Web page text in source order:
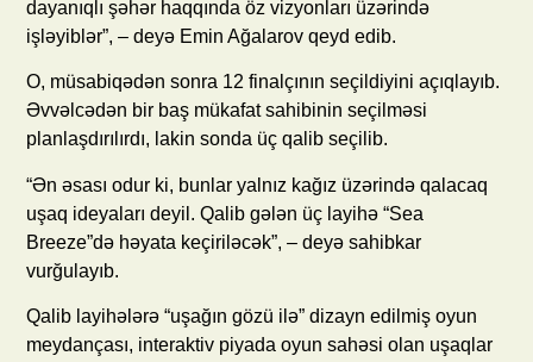
dayanıqlı şəhər haqqında öz vizyonları üzərində
işləyiblər”, – deyə Emin Ağalarov qeyd edib.
O, müsabiqədən sonra 12 finalçının seçildiyini açıqlayıb.
Əvvəlcədən bir baş mükafat sahibinin seçilməsi
planlaşdırılırdı, lakin sonda üç qalib seçilib.
“Ən əsası odur ki, bunlar yalnız kağız üzərində qalacaq
uşaq ideyaları deyil. Qalib gələn üç layihə “Sea
Breeze”də həyata keçiriləcək”, – deyə sahibkar
vurğulayıb.
Qalib layihələrə “uşağın gözü ilə” dizayn edilmiş oyun
meydançası, interaktiv piyada oyun sahəsi olan uşaqlar